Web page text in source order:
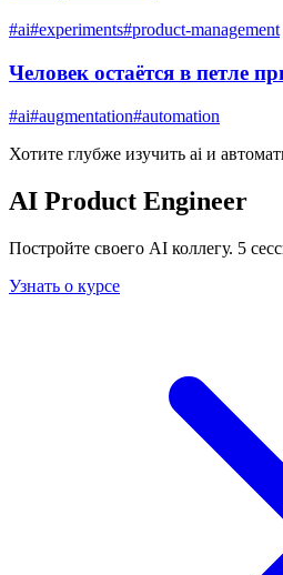
#ai#experiments#product-management
Человек остаётся в петле
#ai#augmentation#automation
Хотите глубже изучить ai и
AI Product Engineer
Постройте своего AI коллегу. 5
Узнать о курсе